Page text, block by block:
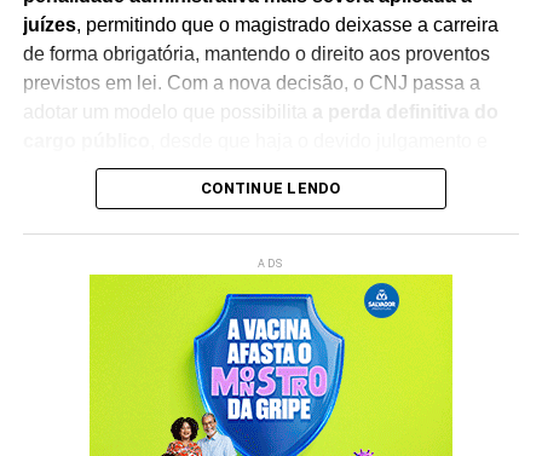
juízes, permitindo que o magistrado deixasse a carreira
de forma obrigatória, mantendo o direito aos proventos
previstos em lei. Com a nova decisão, o CNJ passa a
adotar um modelo que possibilita
a perda definitiva do
observância das regras constitucionais.
Supremo Tribunal Federal (STF). Na abertura dos
trabalhos, o ministro destacou a importância do debate
institucional e ressaltou que a decisão representa um
avanço no aperfeiçoamento dos mecanismos de
responsabilização e integridade no Poder Judiciário.
A nova diretriz fortalece a responsabilização de
CONTINUE LENDO
ADS